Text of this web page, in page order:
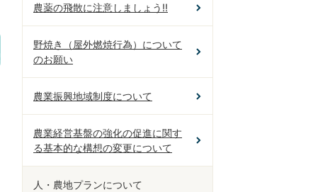
農薬の飛散に注意しましょう!!
野焼き（屋外燃焼行為）について
のお願い
農業振興地域制度について
農業経営基盤の強化の促進に関す
る基本的な構想の変更について
人・農地プランについて